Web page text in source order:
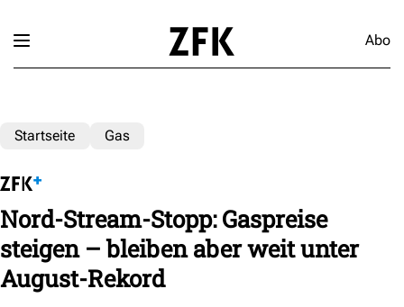
Abo
Startseite Gas
Nord-Stream-Stopp: Gaspreise
steigen – bleiben aber weit unter
August-Rekord